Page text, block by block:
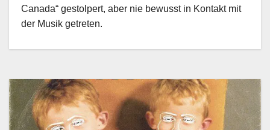
Canada“ gestolpert, aber nie bewusst in Kontakt mit
der Musik getreten.